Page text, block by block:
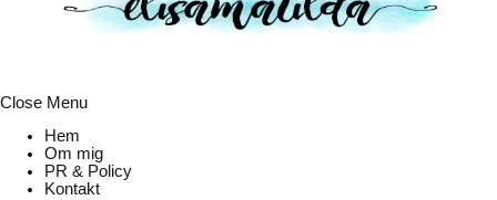
Close Menu
Hem
Om mig
PR & Policy
Kontakt